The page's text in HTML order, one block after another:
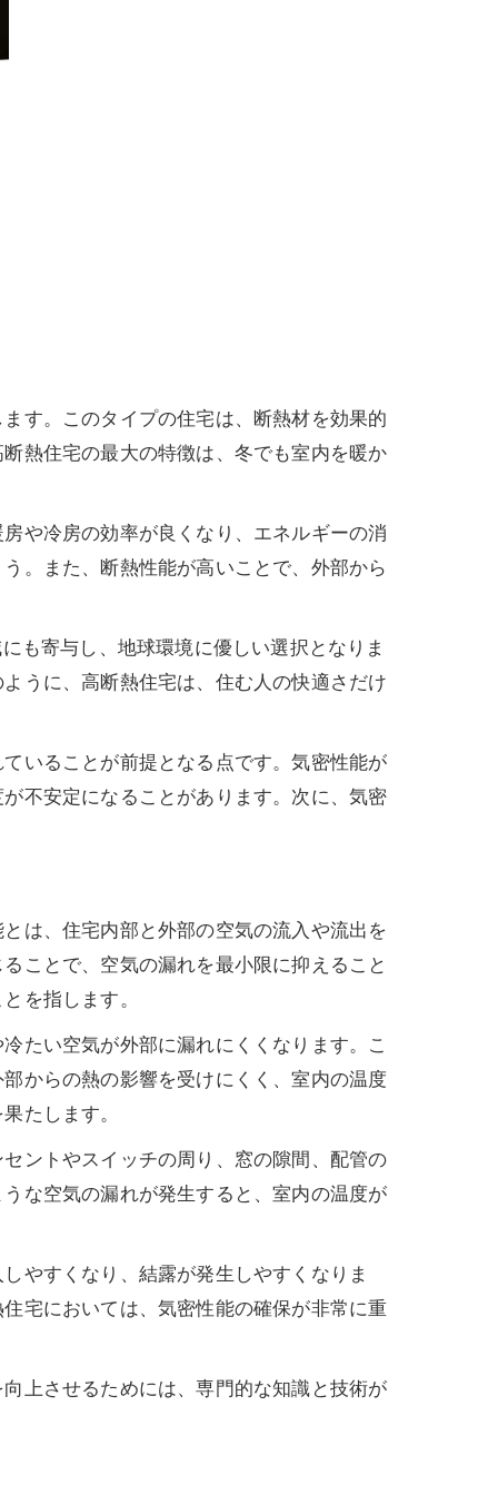
す。このタイプの住宅は、断熱材を効果的
熱住宅の最大の特徴は、冬でも室内を暖か
や冷房の効率が良くなり、エネルギーの消
。また、断熱性能が高いことで、外部から
も寄与し、地球環境に優しい選択となりま
うに、高断熱住宅は、住む人の快適さだけ
いることが前提となる点です。気密性能が
不安定になることがあります。次に、気密
は、住宅内部と外部の空気の流入や流出を
ことで、空気の漏れを最小限に抑えること
を指します。
たい空気が外部に漏れにくくなります。こ
からの熱の影響を受けにくく、室内の温度
たします。
ントやスイッチの周り、窓の隙間、配管の
な空気の漏れが発生すると、室内の温度が
やすくなり、結露が発生しやすくなりま
宅においては、気密性能の確保が非常に重
上させるためには、専門的な知識と技術が